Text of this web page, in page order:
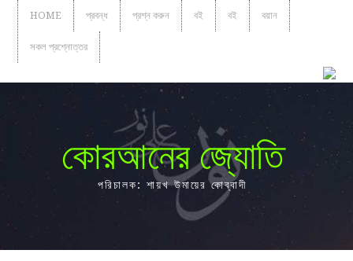
HOME প্রবন্ধ প্রশ্ন করুন বই বই বয়ান
সকল প্রশ্নোত্তর
কোরআনের জ্যোতি
পরিচালক: শায়খ উমায়ের কোব্বাদী